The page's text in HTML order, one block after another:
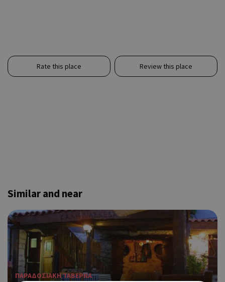
Rate this place Review this place
Similar and near
ΠΑΡΑΔΟΣΙΑΚΗ ΤΑΒΕΡΝΑ